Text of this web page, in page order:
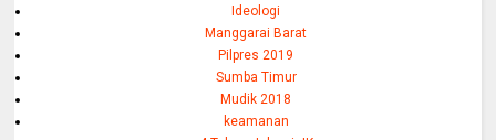
Ideologi
Manggarai Barat
Pilpres 2019
Sumba Timur
Mudik 2018
keamanan